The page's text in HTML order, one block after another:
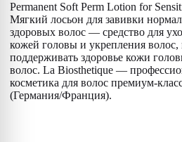
Permanent Soft Perm Lotion for
Мягкий лосьон для завивки
здоровых волос — средство для
кожей головы и укрепления волос,
поддерживать здоровье кожи
волос. La Biosthetique —
косметика для волос премиум-
(Германия/Франция).